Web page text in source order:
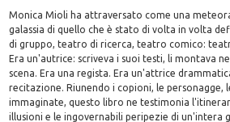
Monica Mioli ha attraversato come una
galassia di quello che è stato di volta in volta
di gruppo, teatro di ricerca, teatro comico:
Era un'autrice: scriveva i suoi testi, li montava
scena. Era una regista. Era un'attrice
recitazione. Riunendo i copioni, le personagge,
immaginate, questo libro ne testimonia
illusioni e le ingovernabili peripezie di un'intera